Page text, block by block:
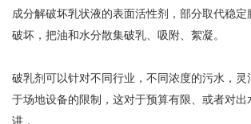
成分解破坏乳状液的表面活性剂，部分取代稳定
破坏，把油和水分散集破乳、吸附、絮凝。
破乳剂可以针对不同行业，不同浓度的污水，灵
于场地设备的限制，这对于预算有限、或者对出
讲，